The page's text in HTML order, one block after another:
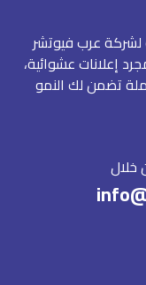
عرب فيوتشر
إعلانات عشوائية،
تضمن لك النمو
خلال